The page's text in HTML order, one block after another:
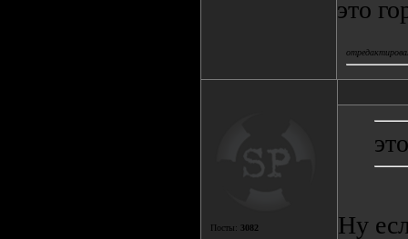
это
Посты: 3082 Ну